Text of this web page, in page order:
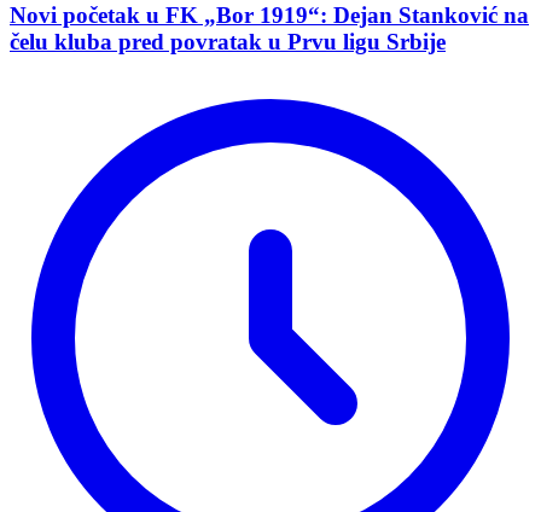
Novi početak u FK „Bor 1919“: Dejan Stanković na
čelu kluba pred povratak u Prvu ligu Srbije